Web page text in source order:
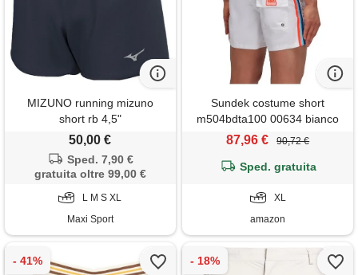
MIZUNO running mizuno
short rb 4,5"
50,00 €
Sped. 7,90 €
gratuita oltre 99,00 €
L M S XL
Maxi Sport
Sundek costume short
m504bdta100 00634 bianco
bianco/xl
87,96 € 90,72 €
Sped. gratuita
XL
amazon